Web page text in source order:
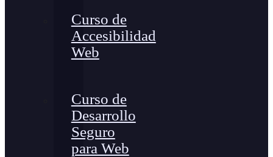
Curso de
Accesibilidad
Web
Curso de
Desarrollo
Seguro
para Web